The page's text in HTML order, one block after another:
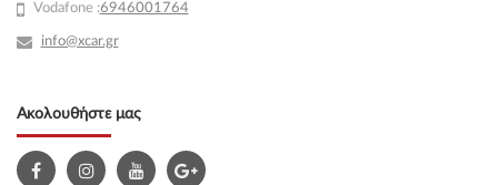
Vodafone :6946001764
info@xcar.gr
Ακολουθήστε μας